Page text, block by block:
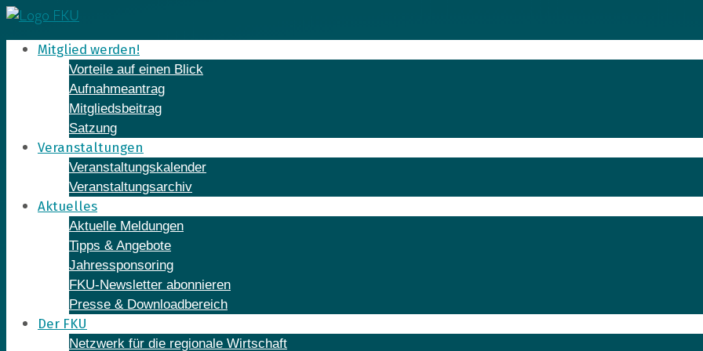
Skip
to
contentMitglied werden!
Vorteile auf einen Blick
Aufnahmeantrag
Mitgliedsbeitrag
Satzung
Veranstaltungen
Veranstaltungskalender
Veranstaltungsarchiv
Aktuelles
Aktuelle Meldungen
Tipps & Angebote
Jahressponsoring
FKU-Newsletter abonnieren
Presse & Downloadbereich
Der FKU
Netzwerk für die regionale Wirtschaft